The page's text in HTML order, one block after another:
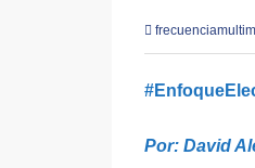
Por: David